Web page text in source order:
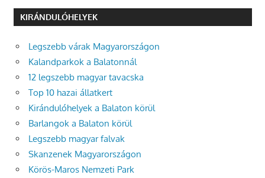
KIRÁNDULÓHELYEK
Legszebb várak Magyarországon
Kalandparkok a Balatonnál
12 legszebb magyar tavacska
Top 10 hazai állatkert
Kirándulóhelyek a Balaton körül
Barlangok a Balaton körül
Legszebb magyar falvak
Skanzenek Magyarországon
Körös-Maros Nemzeti Park